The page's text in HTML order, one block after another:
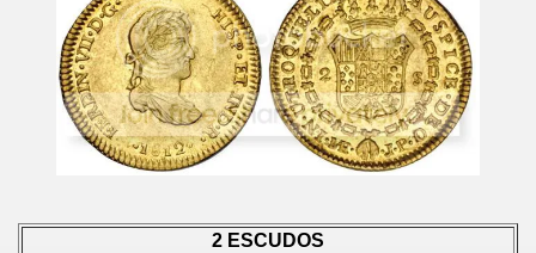
2 ESCUDOS